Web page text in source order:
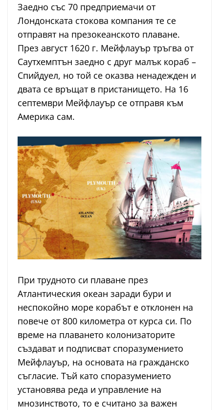
Заедно със 70 предприемачи от
Лондонската стокова компания те се
отправят на презокеанското плаване.
През август 1620 г. Мейфлауър тръгва от
Саутхемптън заедно с друг малък кораб –
Спийдуел, но той се оказва ненадежден и
двата се връщат в пристанището. На 16
септември Мейфлауър се отправя към
Америка сам.
При трудното си плаване през
Атлантическия океан заради бури и
неспокойно море корабът е отклонен на
повече от 800 километра от курса си. По
време на плаването колонизаторите
създават и подписват споразумението
Мейфлауър, на основата на гражданско
съгласие. Тъй като споразумението
установява реда и управление на
мнозинството, то е считано за важен